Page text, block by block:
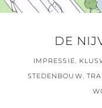
DE
IMPRESSIE,
STEDENBOUW,